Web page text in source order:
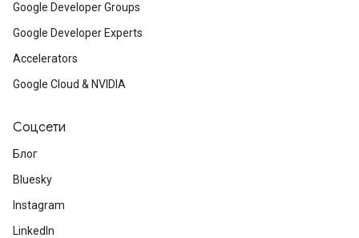
Google Developer Groups
Google Developer Experts
Accelerators
Google Cloud & NVIDIA
Соцсети
Блог
Bluesky
Instagram
LinkedIn